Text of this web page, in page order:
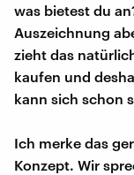
was bietest du
Auszeichnung
zieht das
kaufen und
kann sich schon
Ich merke das
Konzept. Wir